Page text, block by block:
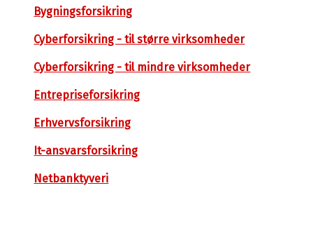
Bygningsforsikring
Cyberforsikring - til større virksomheder
Cyberforsikring - til mindre virksomheder
Entrepriseforsikring
Erhvervsforsikring
It-ansvarsforsikring
Netbanktyveri